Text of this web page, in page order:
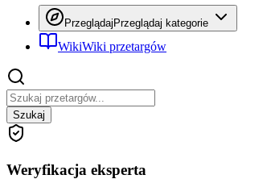
Przeglądaj Przeglądaj kategorie
WikiWiki przetargów
Szukaj
Weryfikacja eksperta